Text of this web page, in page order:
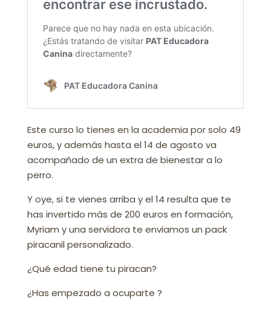
Este curso lo tienes en la academia por solo 49
euros, y además hasta el 14 de agosto va
acompañado de un extra de bienestar a lo
perro.
Y oye, si te vienes arriba y el 14 resulta que te
has invertido más de 200 euros en formación,
Myriam y una servidora te enviamos un pack
piracanil personalizado.
¿Qué edad tiene tu piracan?
¿Has empezado a ocuparte ?